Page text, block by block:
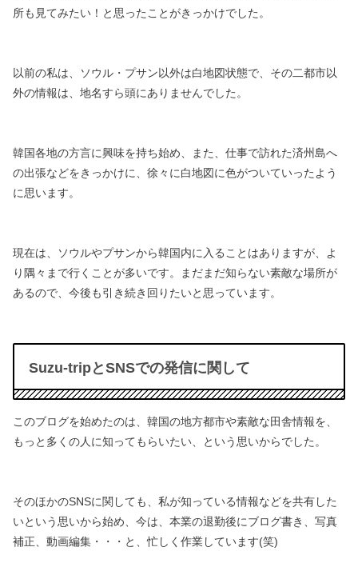
所も見てみたい！と思ったことがきっかけでした。
以前の私は、ソウル・プサン以外は白地図状態で、 その二都市以
外の情報は、地名すら頭にありませんでした。
韓国各地の方言に興味を持ち始め、
また、仕事で訪れた済州島へ
の出張などをきっかけに、 徐々に白地図に色がついていったよう
に思います。
現在は、ソウルやプサンから韓国内に入ることはありますが、
よ
り隅々まで行くことが多いです。
まだまだ知らない素敵な場所が
あるので、 今後も引き続き回りたいと思っています。
Suzu-tripとSNSでの発信に関して
このブログを始めたのは、韓国の地方都市や素敵な田舎情報を、
もっと多くの人に知ってもらいたい、という思いからでした。
そのほかのSNSに関しても、 私が知っている情報などを共有した
いという思いから始め、 今は、本業の退勤後にブログ書き、写真
補正、動画編集・・・と、忙しく作業しています(笑)